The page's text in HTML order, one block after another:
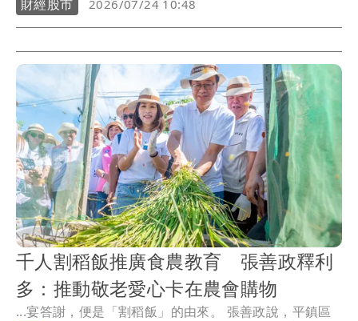
財經股市
2026/07/24 10:48
千人割稻飯推廣食農教育 張善政釋利
多：推動敬老愛心卡在農會購物
...宴答謝，便是「割稻飯」的由來。 張善政說，平鎮區